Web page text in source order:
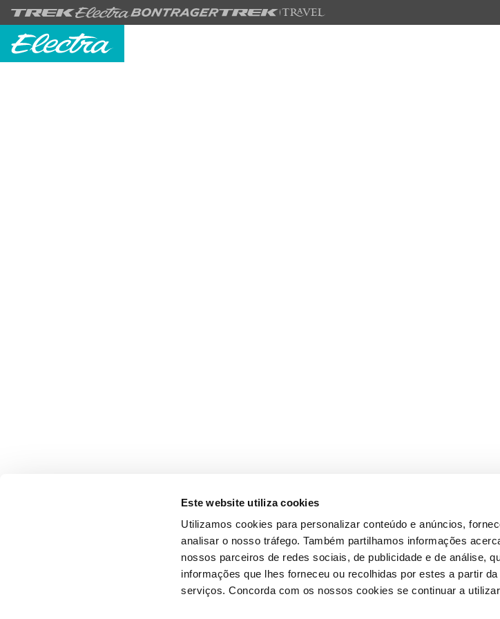
Este website utiliza cookies
Utilizamos cookies para personalizar conteúdo e anúncios,
analisar o nosso tráfego. Também partilhamos informações
nossos parceiros de redes sociais, de publicidade e de análise,
informações que lhes forneceu ou recolhidas por estes a partir
serviços. Concorda com os nossos cookies se continuar a